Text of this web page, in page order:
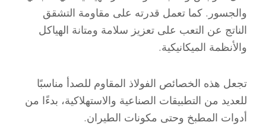
والجسور. كما تعمل قدرته على مقاومة التشقق
الناتج عن التعب على تعزيز سلامة ومتانة الهياكل
والأنظمة الميكانيكية.
تجعل هذه الخصائص الفولاذ المقاوم للصدأ مناسبًا
للعديد من التطبيقات الصناعية والاستهلاكية، بدءًا من
أدوات المطبخ وحتى مكونات الطيران.